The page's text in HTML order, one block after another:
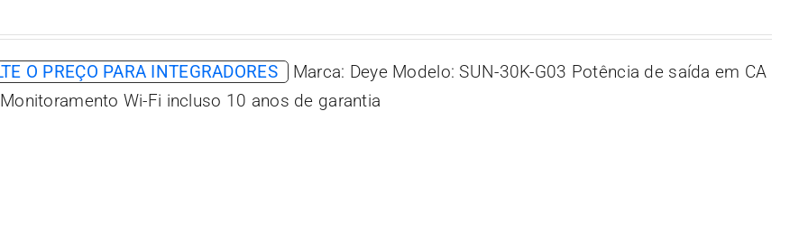
O PREÇO PARA INTEGRADORES
Marca: Deye Modelo: SUN-30K-G03 Potência de saída em CA
Wi-Fi incluso 10 anos de garantia